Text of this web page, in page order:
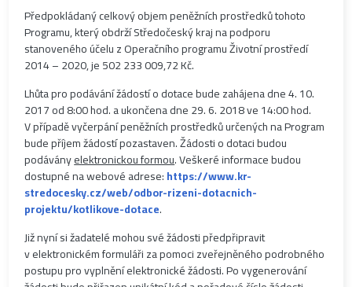
Předpokládaný celkový objem peněžních prostředků tohoto
Programu, který obdrží Středočeský kraj na podporu
stanoveného účelu z Operačního programu Životní prostředí
2014 – 2020, je 502 233 009,72 Kč.
Lhůta pro podávání žádostí o dotace bude zahájena dne 4. 10.
2017 od 8:00 hod. a ukončena dne 29. 6. 2018 ve 14:00 hod.
V případě vyčerpání peněžních prostředků určených na Program
bude příjem žádostí pozastaven. Žádosti o dotaci budou
podáványelektronickou formou. Veškeré informace budou
dostupné na webové adrese:https://www.kr-
stredocesky.cz/web/odbor-rizeni-dotacnich-
projektu/kotlikove-dotace.
Již nyní si žadatelé mohou své žádosti předpřipravit
v elektronickém formuláři za pomoci zveřejněného podrobného
postupu pro vyplnění elektronické žádosti. Po vygenerování